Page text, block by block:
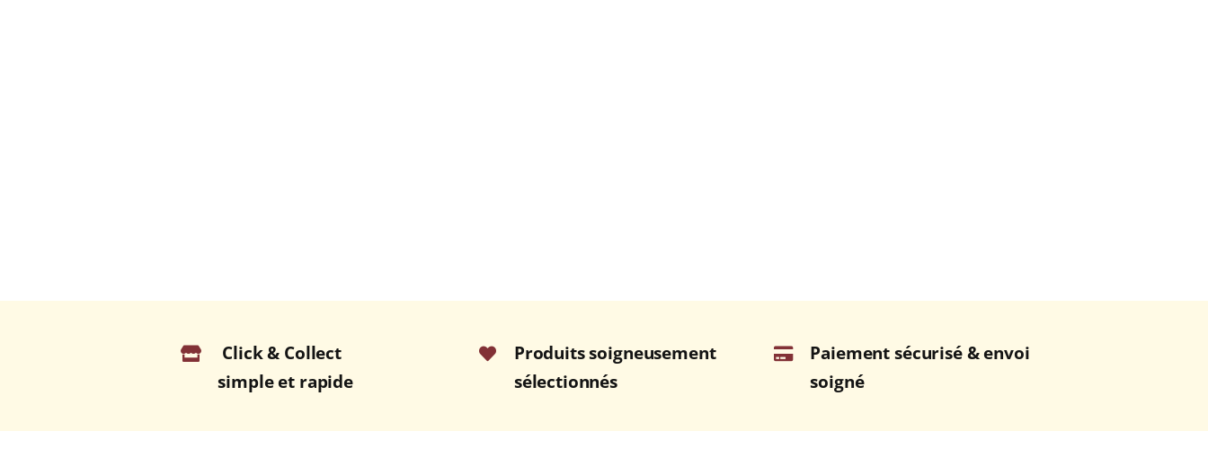
Click & Collect
simple et rapide
Produits soigneusement
sélectionnés
Paiement sécurisé & envoi
soigné